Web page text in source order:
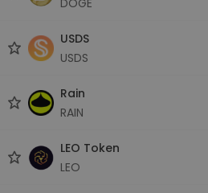
USDS
USDS
Rain
RAIN
LEO Token
LEO